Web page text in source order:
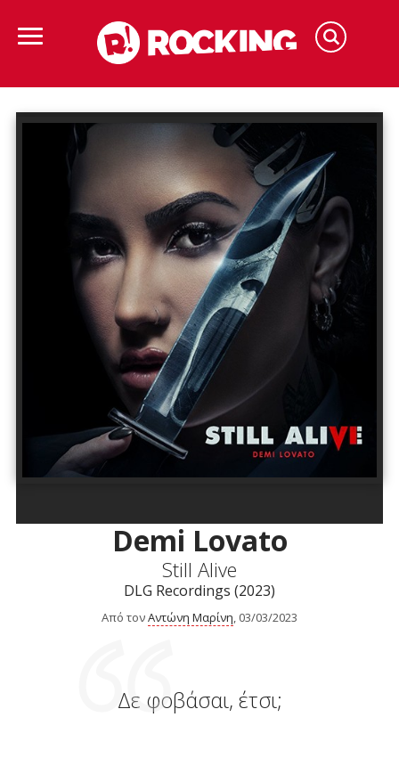
Demi Lovato
Still Alive
DLG Recordings (2023)
Από τονΑντώνη Μαρίνη, 03/03/2023
Δε φοβάσαι, έτσι;